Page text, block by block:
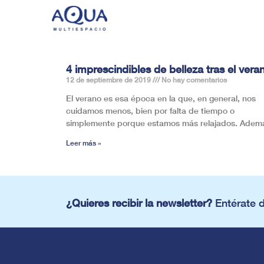
4 imprescindibles de belleza tras el
12 de septiembre de 2019 No hay comentarios
El verano es esa época en la que, en general, nos
cuidamos menos, bien por falta de tiempo o
simplemente porque estamos más relajados.
Leer más »
¿Quieres recibir la newsletter? Entérate